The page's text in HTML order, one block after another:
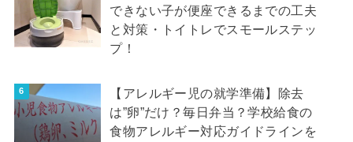
できない子が便座できるまでの工夫
と対策・トイトレでスモールステッ
プ！
【アレルギー児の就学準備】除去
は”卵”だけ？毎日弁当？学校給食の
食物アレルギー対応ガイドラインを